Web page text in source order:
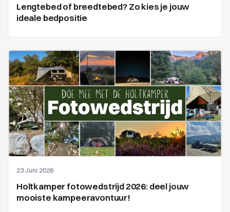
Lengtebed of breedtebed? Zo kies je jouw
ideale bedpositie
23 Juni 2026
Holtkamper fotowedstrijd 2026: deel jouw
mooiste kampeeravontuur!